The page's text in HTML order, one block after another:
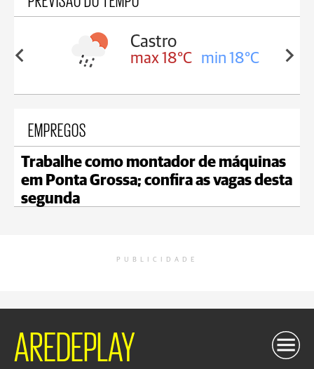
18°C
Carambeí
max 18°C min 17°C
EMPREGOS
Trabalhe como montador de máquinas
em Ponta Grossa; confira as vagas desta
segunda
PUBLICIDADE
AREDEPLAY